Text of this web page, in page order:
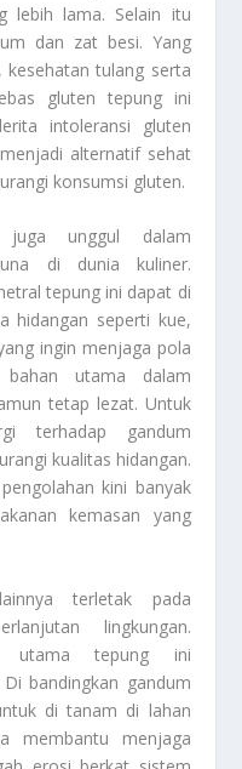
lebih lama. Selain itu
dan zat besi. Yang
tulang serta
gluten tepung ini
intoleransi gluten
alternatif sehat
konsumsi gluten.
juga unggul dalam
di dunia kuliner.
tepung ini dapat di
hidangan seperti kue,
ingin menjaga pola
utama dalam
tetap lezat. Untuk
terhadap gandum
kualitas hidangan.
kini banyak
kemasan yang
terletak pada
lingkungan.
utama tepung ini
bandingkan gandum
di tanam di lahan
membantu menjaga